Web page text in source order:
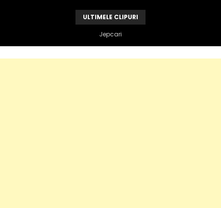
ULTIMELE CLIPURI
Vandame e de vina